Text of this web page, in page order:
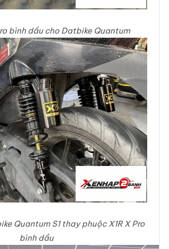
bình dầu cho Datbike Quantum
Quantum S1 thay phuộc X1R X Pro
bình dầu